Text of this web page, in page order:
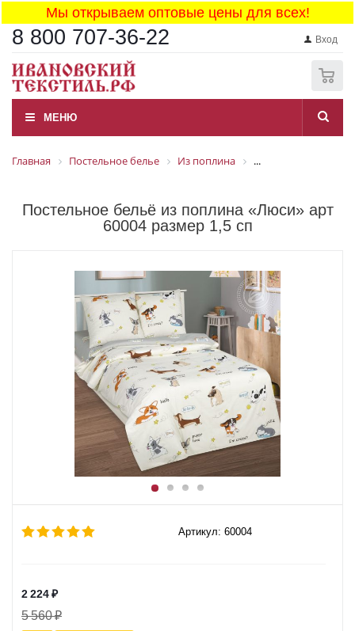
Мы открываем оптовые цены для всех!
8 800 707-36-22 Вход
МЕНЮ
Главная Постельное белье Из поплина ...
Постельное бельё из поплина «Люси» арт
60004 размер 1,5 сп
Артикул: 60004
2 224₽
5 560₽